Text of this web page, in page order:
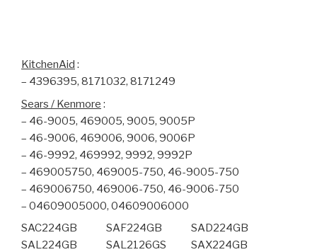
KitchenAid :
– 4396395, 8171032, 8171249
Sears / Kenmore :
– 46-9005, 469005, 9005, 9005P
– 46-9006, 469006, 9006, 9006P
– 46-9992, 469992, 9992, 9992P
– 469005750, 469005-750, 46-9005-750
– 469006750, 469006-750, 46-9006-750
– 04609005000, 04609006000
SAC224GB
SAF224GB
SAD224GB
SAL224GB
SAL2126GS
SAX224GB